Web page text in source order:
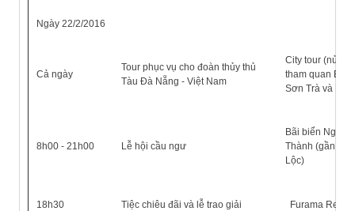
Ngày 22/2/2016
Cả ngày
Tour phục vụ cho đoàn thủy thủ
Tàu Đà Nẵng - Việt Nam
City tour (nửa
tham quan Bán
Sơn Trà và
8h00 - 21h00 Lễ hội cầu ngư
Bãi biển
Thành (gần
Lộc)
18h30 Tiệc chiêu đãi và lễ trao giải Furama Resort